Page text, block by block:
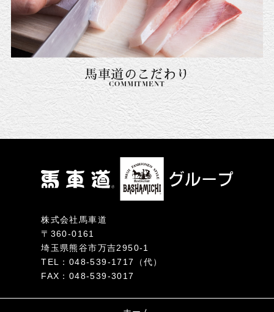
馬車道のこだわり
COMMITMENT
株式会社馬車道
〒360-0161
埼玉県熊谷市万吉2950-1
TEL：048-539-1717（代）
FAX：048-539-3017